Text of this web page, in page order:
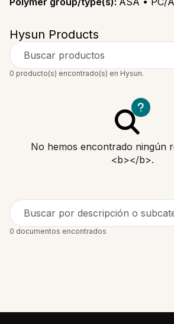
Hysun Products
Buscar productos
0 producto(s) encontrado(s) en Hysun.
No hemos encontrado ningún
<b></b>.
Buscar por descripción o
0 documentos encontrados